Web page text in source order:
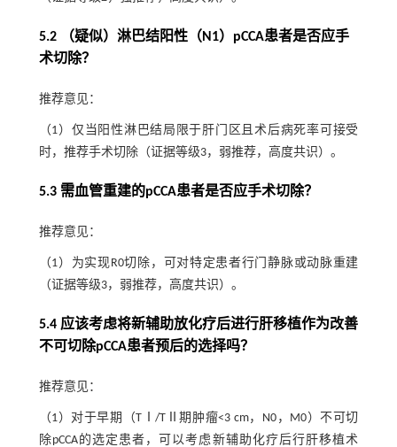
5.2 （疑似）淋巴结阳性（N1）pCCA患者是否应手
术切除？
推荐意见：
（1）仅当阳性淋巴结局限于肝门区且术后病死率可接受
时，推荐手术切除（证据等级3，弱推荐，高度共识）。
5.3 需血管重建的pCCA患者是否应手术切除？
推荐意见：
（1）为实现R0切除，可对特定患者行门静脉或动脉重建
（证据等级3，弱推荐，高度共识）。
5.4 应该考虑将新辅助放化疗后进行肝移植作为改善
不可切除pCCA患者预后的选择吗？
推荐意见：
（1）对于早期（TⅠ/TⅡ期肿瘤<3 cm，N0，M0）不可切
除pCCA的选定患者，可以考虑新辅助化疗后行肝移植术